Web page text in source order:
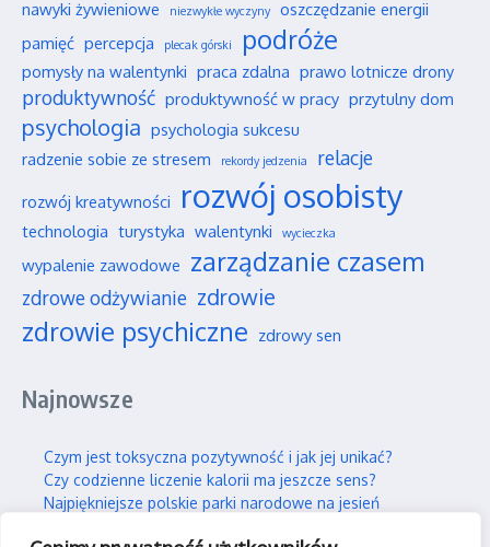
nawyki żywieniowe
niezwykłe wyczyny
oszczędzanie energii
pamięć percepcja plecak górski podróże
pomysły na walentynki praca zdalna prawo lotnicze drony
produktywność produktywność w pracy przytulny dom
psychologia psychologia sukcesu
radzenie sobie ze stresem
rekordy jedzenia relacje
rozwój kreatywności rozwój osobisty
technologia turystyka walentynki wycieczka
wypalenie zawodowe zarządzanie czasem
zdrowe odżywianie zdrowie
zdrowie psychiczne zdrowy sen
Najnowsze
Czym jest toksyczna pozytywność i jak jej unikać?
Czy codzienne liczenie kalorii ma jeszcze sens?
Najpiękniejsze polskie parki narodowe na jesień